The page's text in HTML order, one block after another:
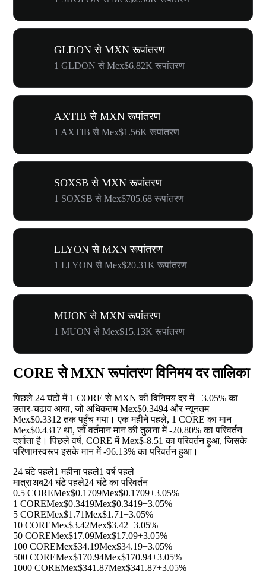
GLDON से MXN रूपांतरण
1 GLDON से Mex$6.82K रूपांतरण
AXTIB से MXN रूपांतरण
1 AXTIB से Mex$1.56K रूपांतरण
SOXSB से MXN रूपांतरण
1 SOXSB से Mex$705.68 रूपांतरण
LLYON से MXN रूपांतरण
1 LLYON से Mex$20.31K रूपांतरण
MUON से MXN रूपांतरण
1 MUON से Mex$15.13K रूपांतरण
CORE से MXN रूपांतरण विनिमय दर तालिका
पिछले 24 घंटों में 1 CORE से MXN की विनिमय दर में+3.05%का
उतार-चढ़ाव आया, जो अधिकतम Mex$0.3494 और न्यूनतम
Mex$0.3312 तक पहुँच गया। एक महीने पहले, 1 CORE का मान
Mex$0.4317 था, जो वर्तमान मान की तुलना में-20.80%का परिवर्तन
दर्शाता है। पिछले वर्ष, CORE में Mex$-8.51 का परिवर्तन हुआ, जिसके
परिणामस्वरूप इसके मान में-96.13%का परिवर्तन हुआ।
24 घंटे पहले1 महीना पहले1 वर्ष पहले
मात्राअब24 घंटे पहले24 घंटे का परिवर्तन
0.5 COREMex$0.1709Mex$0.1709+3.05%
1 COREMex$0.3419Mex$0.3419+3.05%
5 COREMex$1.71Mex$1.71+3.05%
10 COREMex$3.42Mex$3.42+3.05%
50 COREMex$17.09Mex$17.09+3.05%
100 COREMex$34.19Mex$34.19+3.05%
500 COREMex$170.94Mex$170.94+3.05%
1000 COREMex$341.87Mex$341.87+3.05%